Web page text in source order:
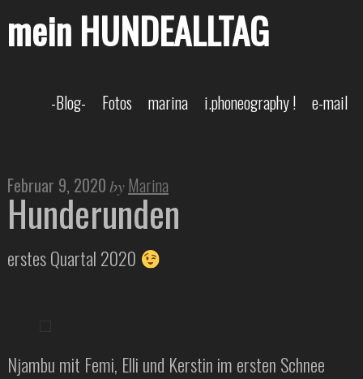
mein HUNDEALLTAG
-Blog- Fotos marina i.phoneography ! e-mail
Februar 9, 2020byMarina
Hunderunden
erstes Quartal 2020
Njambu mit Femi, Elli und Kerstin im ersten Schnee